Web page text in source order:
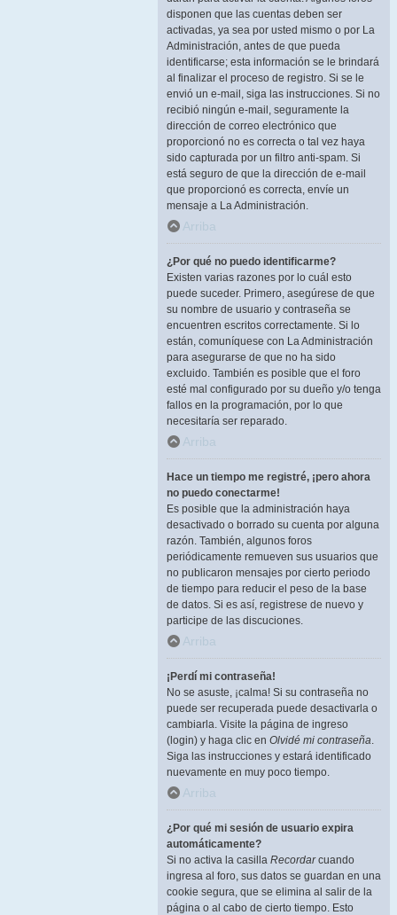
disponen que las cuentas deben ser
activadas, ya sea por usted mismo o por La
Administración, antes de que pueda
identificarse; esta información se le brindará
al finalizar el proceso de registro. Si se le
envió un e-mail, siga las instrucciones. Si no
recibió ningún e-mail, seguramente la
dirección de correo electrónico que
proporcionó no es correcta o tal vez haya
sido capturada por un filtro anti-spam. Si
está seguro de que la dirección de e-mail
que proporcionó es correcta, envíe un
mensaje a La Administración.
Arriba
¿Por qué no puedo identificarme?
Existen varias razones por lo cuál esto
puede suceder. Primero, asegúrese de que
su nombre de usuario y contraseña se
encuentren escritos correctamente. Si lo
están, comuníquese con La Administración
para asegurarse de que no ha sido
excluido. También es posible que el foro
esté mal configurado por su dueño y/o tenga
fallos en la programación, por lo que
necesitaría ser reparado.
Arriba
Hace un tiempo me registré, ¡pero ahora
no puedo conectarme!
Es posible que la administración haya
desactivado o borrado su cuenta por alguna
razón. También, algunos foros
periódicamente remueven sus usuarios que
no publicaron mensajes por cierto periodo
de tiempo para reducir el peso de la base
de datos. Si es así, registrese de nuevo y
participe de las discuciones.
Arriba
¡Perdí mi contraseña!
No se asuste, ¡calma! Si su contraseña no
puede ser recuperada puede desactivarla o
cambiarla. Visite la página de ingreso
(login) y haga clic en Olvidé mi contraseña.
Siga las instrucciones y estará identificado
nuevamente en muy poco tiempo.
Arriba
¿Por qué mi sesión de usuario expira
automáticamente?
Si no activa la casilla Recordarcuando
ingresa al foro, sus datos se guardan en una
cookie segura, que se elimina al salir de la
página o al cabo de cierto tiempo. Esto